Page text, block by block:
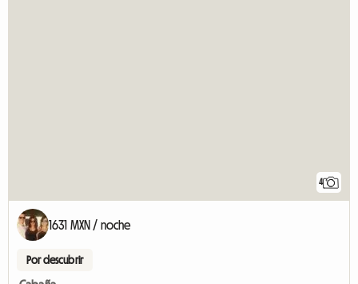
4
1631 MXN / noche
Por descubrir